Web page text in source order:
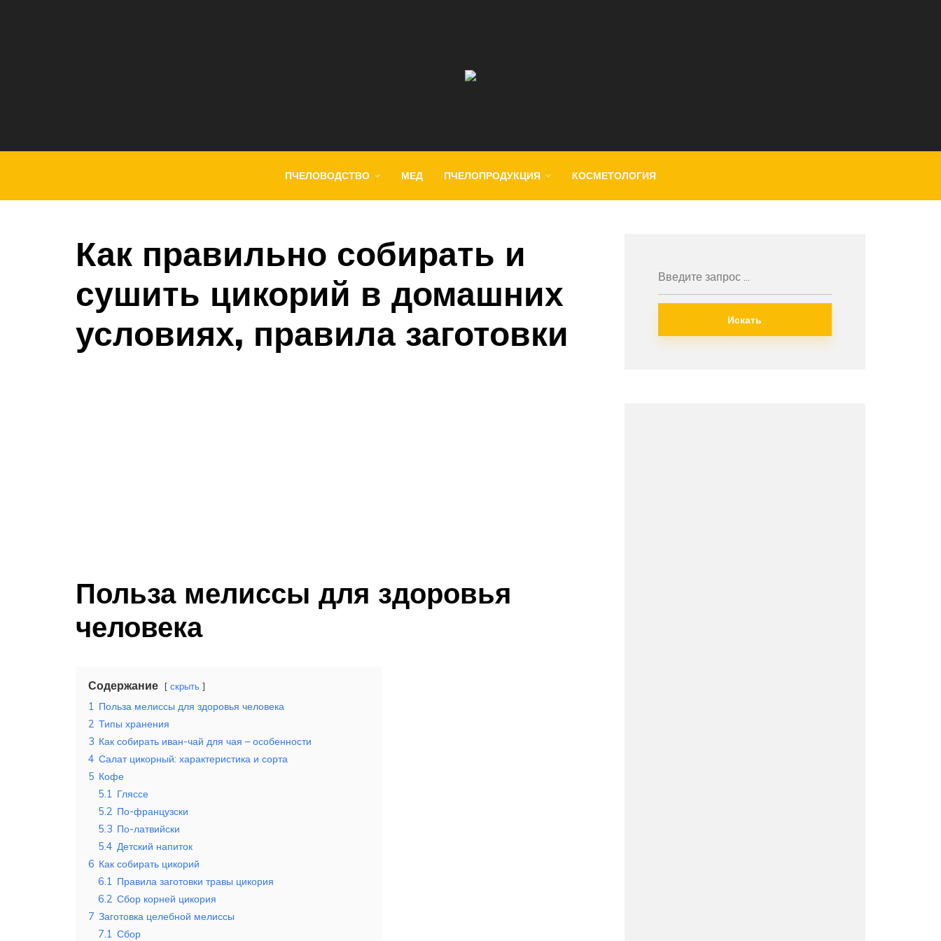
ПЧЕЛОВОДСТВО МЕД ПЧЕЛОПРОДУКЦИЯ КОСМЕТОЛОГИЯ
Как правильно собирать и
сушить цикорий в домашних
условиях, правила заготовки
Польза мелиссы для здоровья
человека
Содержание скрыть
1 Польза мелиссы для здоровья человека
2 Типы хранения
3 Как собирать иван-чай для чая – особенности
4 Салат цикорный: характеристика и сорта
5 Кофе
5.1 Гляссе
5.2 По-французски
5.3 По-латвийски
5.4 Детский напиток
6 Как собирать цикорий
6.1 Правила заготовки травы цикория
6.2 Сбор корней цикория
7 Заготовка целебной мелиссы
7.1 Сбор
Искать